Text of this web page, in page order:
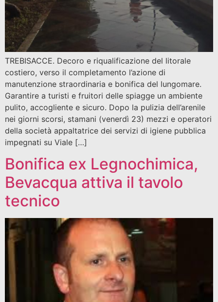
TREBISACCE. Decoro e riqualificazione del litorale
costiero, verso il completamento l’azione di
manutenzione straordinaria e bonifica del lungomare.
Garantire a turisti e fruitori delle spiagge un ambiente
pulito, accogliente e sicuro. Dopo la pulizia dell’arenile
nei giorni scorsi, stamani (venerdì 23) mezzi e operatori
della società appaltatrice dei servizi di igiene pubblica
impegnati su Viale […]
Bonifica ex Legnochimica,
Bevacqua attiva il tavolo
tecnico